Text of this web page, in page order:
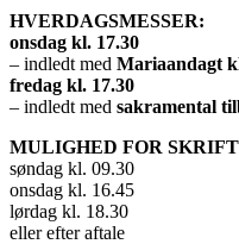
HVERDAGSMESSER:
onsdag kl. 17.30
– indledt med Mariaandagt
fredag kl. 17.30
– indledt med sakramental
MULIGHED FOR
søndag kl. 09.30
onsdag kl. 16.45
lørdag kl. 18.30
eller efter aftale